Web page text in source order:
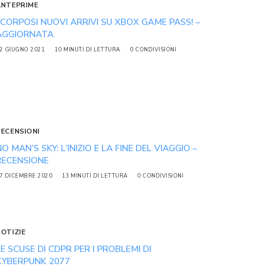
NUOVI ARRIVI SU XBOX GAME PASS! –
GIUGNO 2021 10 MINUTI DI LETTURA 0 CONDIVISIONI
MAN’S SKY: L’INIZIO E LA FINE DEL VIAGGIO –
DICEMBRE 2020 13 MINUTI DI LETTURA 0 CONDIVISIONI
SCUSE DI CDPR PER I PROBLEMI DI
2077